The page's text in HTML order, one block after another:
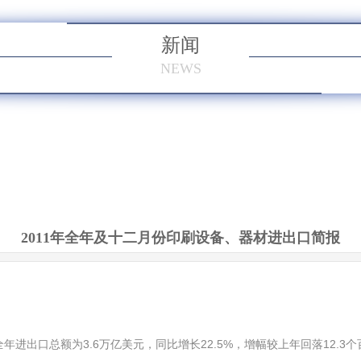
新闻
NEWS
2011年全年及十二月份印刷设备、器材进出口简报
进出口总额为3.6万亿美元，同比增长22.5%，增幅较上年回落12.3